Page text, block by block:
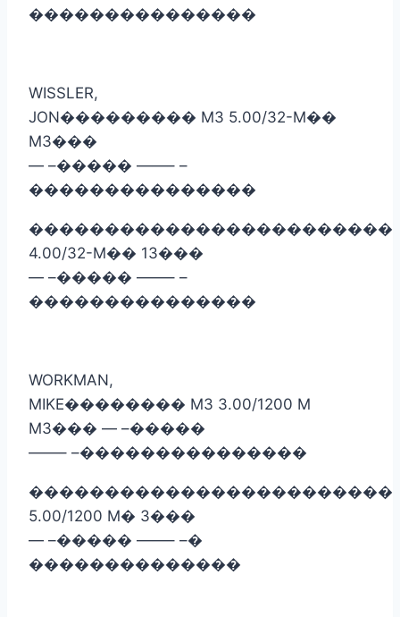
���������������
WISSLER,
JON��������� M3 5.00/32-M��
M3���
— –����� ——– –
���������������
������������������������
4.00/32-M�� 13���
— –����� ——– –
���������������
WORKMAN,
MIKE�������� M3 3.00/1200 M
M3��� — –�����
——– –���������������
������������������������
5.00/1200 M� 3���
— –����� ——– –�
��������������